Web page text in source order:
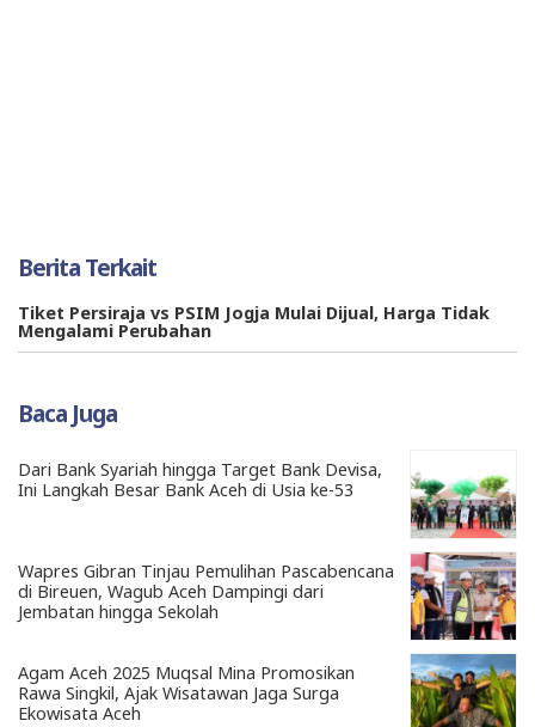
Berita Terkait
Tiket Persiraja vs PSIM Jogja Mulai Dijual, Harga Tidak
Mengalami Perubahan
Baca Juga
Dari Bank Syariah hingga Target Bank Devisa,
Ini Langkah Besar Bank Aceh di Usia ke-53
Wapres Gibran Tinjau Pemulihan Pascabencana
di Bireuen, Wagub Aceh Dampingi dari
Jembatan hingga Sekolah
Agam Aceh 2025 Muqsal Mina Promosikan
Rawa Singkil, Ajak Wisatawan Jaga Surga
Ekowisata Aceh